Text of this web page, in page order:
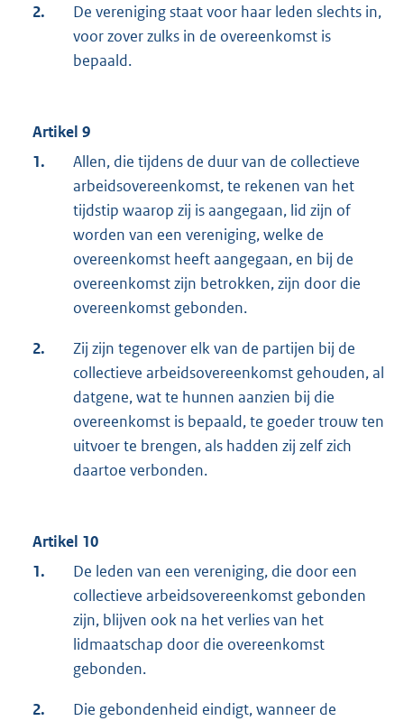
2.
De vereniging staat voor haar leden slechts in,
voor zover zulks in de overeenkomst is
bepaald.
Artikel 9
1.
Allen, die tijdens de duur van de collectieve
arbeidsovereenkomst, te rekenen van het
tijdstip waarop zij is aangegaan, lid zijn of
worden van een vereniging, welke de
overeenkomst heeft aangegaan, en bij de
overeenkomst zijn betrokken, zijn door die
overeenkomst gebonden.
2.
Zij zijn tegenover elk van de partijen bij de
collectieve arbeidsovereenkomst gehouden, al
datgene, wat te hunnen aanzien bij die
overeenkomst is bepaald, te goeder trouw ten
uitvoer te brengen, als hadden zij zelf zich
daartoe verbonden.
Artikel 10
1.
De leden van een vereniging, die door een
collectieve arbeidsovereenkomst gebonden
zijn, blijven ook na het verlies van het
lidmaatschap door die overeenkomst
gebonden.
2.
Die gebondenheid eindigt, wanneer de